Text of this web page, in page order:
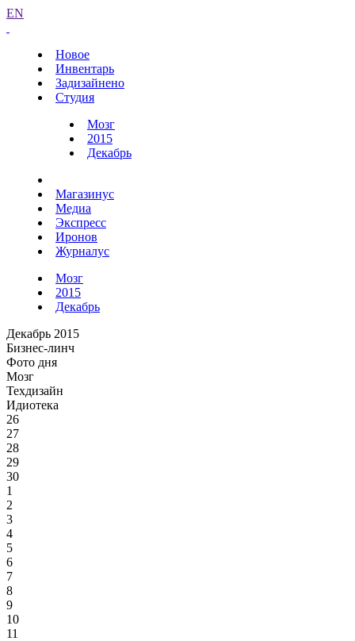
EN
Новое
Инвентарь
Задизайнено
Студия
Мозг
2015
Декабрь
Магазинус
Медиа
Экспресс
Иронов
Журналус
Мозг
2015
Декабрь
Декабрь 2015
Бизнес-линч
Фото дня
Мозг
Техдизайн
Идиотека
26
27
28
29
30
1
2
3
4
5
6
7
8
9
10
11